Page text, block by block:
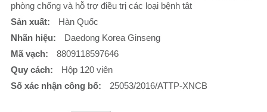
phòng chống và hỗ trợ điều trị các loại bệnh tât
Sản xuất:
Hàn Quốc
Nhãn hiệu:
Daedong Korea Ginseng
Mã vạch:
8809118597646
Quy cách:
Hộp 120 viên
Số xác nhận công bố:
25053/2016/ATTP-XNCB